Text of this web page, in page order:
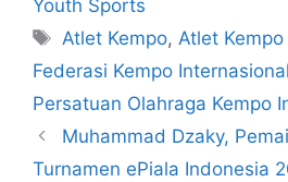
Youth Sports
Atlet Kempo,Atlet
Federasi Kempo Internasional
Persatuan Olahraga Kempo
Muhammad Dzaky,
Turnamen ePiala Indonesia